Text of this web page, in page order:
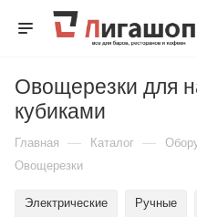
Овощерезки для
кубиками
Главная — Каталог —
Овощерезки
Электрические Ручные